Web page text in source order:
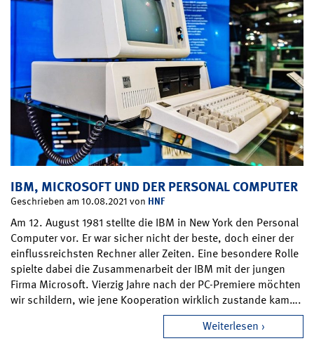
IBM, MICROSOFT UND DER PERSONAL COMPUTER
Geschrieben am 10.08.2021 von HNF
Am 12. August 1981 stellte die IBM in New York den Personal
Computer vor. Er war sicher nicht der beste, doch einer der
einflussreichsten Rechner aller Zeiten. Eine besondere Rolle
spielte dabei die Zusammenarbeit der IBM mit der jungen
Firma Microsoft. Vierzig Jahre nach der PC-Premiere möchten
wir schildern, wie jene Kooperation wirklich zustande kam….
Weiterlesen